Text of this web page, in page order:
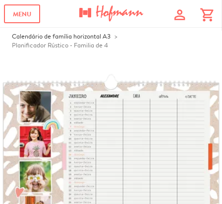
MENU profile shopping_cart
Calendário de família horizontal A3
Planificador Rústico - Familia de 4